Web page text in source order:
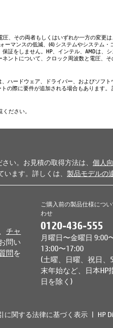
、その両者もしくはいずれか一方の変更
マンスの低減、(4) システムやシステム
をしません。HP、インテル、AMDは、
ントについて、クロック周波数と電圧、
ードウェア、ドライバー、およびソフ
の際に要件が追加される場合もあります。
ださい。
い。お見積の取得方法は、 個人
ます。詳しくは、 製品モデルの
チャ
問い
問を
ご購入前の製品仕様につ
わせ
0120-436-555
月曜日〜金曜日 9:00
13:00〜17:00
(土曜、日曜、祝日、
末年始など、日本HP
日を除く)
に関する法律に基づく表示 HP